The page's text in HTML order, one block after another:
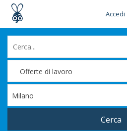
Accedi
Offerte di lavoro
Milano
Cerca